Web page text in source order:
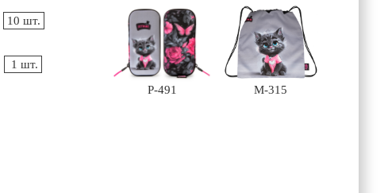
10 шт.
1 шт.
P-491 М-315